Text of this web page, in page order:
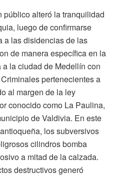
público alteró la tranquilidad
luego de confirmarse
a las disidencias de las
de manera específica en la
la ciudad de Medellín con
pertenecientes a
al margen de la ley
conocido como La Paulina,
de Valdivia. En este
los subversivos
cilindros bomba
a mitad de la calzada.
destructivos generó